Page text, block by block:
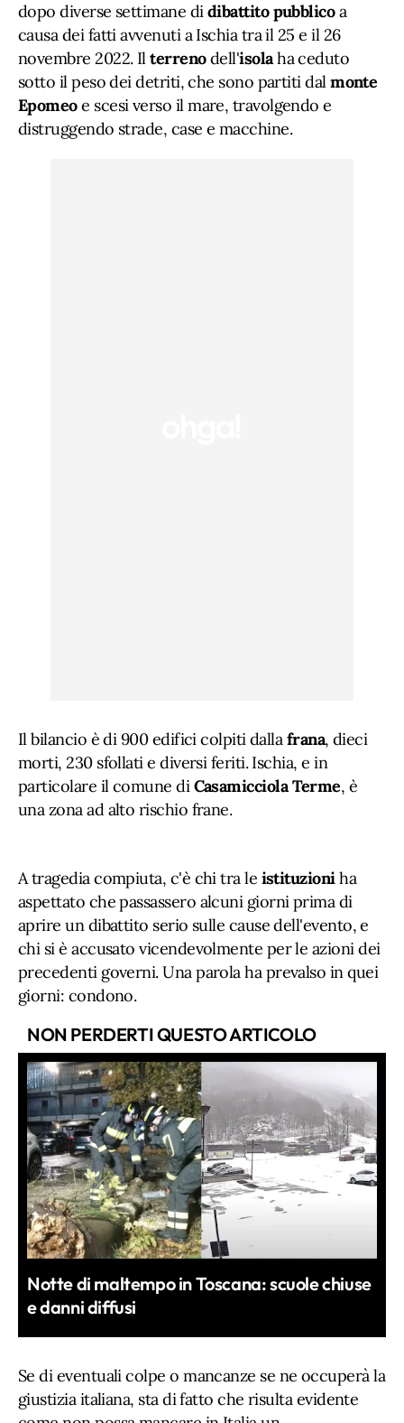
dopo diverse settimane didibattito pubblicoa
causa dei fatti avvenuti a Ischia tra il 25 e il 26
novembre 2022. Ilterrenodell'isolaha ceduto
sotto il peso dei detriti, che sono partiti dalmonte
Epomeoe scesi verso il mare, travolgendo e
distruggendo strade, case e macchine.
Il bilancio è di 900 edifici colpiti dallafrana, dieci
morti, 230 sfollati e diversi feriti. Ischia, e in
particolare il comune diCasamicciola Terme, è
una zona ad alto rischio frane.
A tragedia compiuta, c'è chi tra le istituzioniha
aspettato che passassero alcuni giorni prima di
aprire un dibattito serio sulle cause dell'evento, e
chi si è accusato vicendevolmente per le azioni dei
precedenti governi. Una parola ha prevalso in quei
giorni: condono.
NON PERDERTI QUESTO ARTICOLO
Notte di maltempo in Toscana: scuole chiuse
e danni diffusi
Se di eventuali colpe o mancanze se ne occuperà la
giustizia italiana, sta di fatto che risulta evidente